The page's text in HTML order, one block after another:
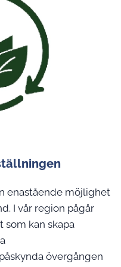
enastående möjlighet
I vår region pågår
som kan skapa
övergången